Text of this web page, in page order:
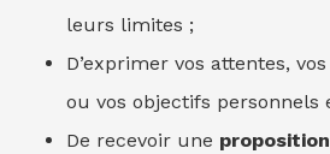
leurs limites ;
D’exprimer vos attentes,
ou vos objectifs personnels
De recevoir une